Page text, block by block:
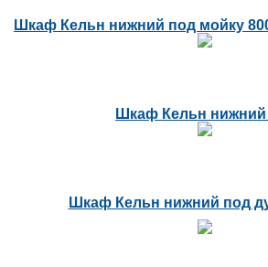
Шкаф Кельн нижний под мойку
Шкаф Кельн нижний
Шкаф Кельн нижний под